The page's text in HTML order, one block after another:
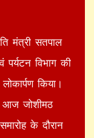
मंत्री सतपाल
विभाग की
किया।
आज जोशीमठ
के दौरान